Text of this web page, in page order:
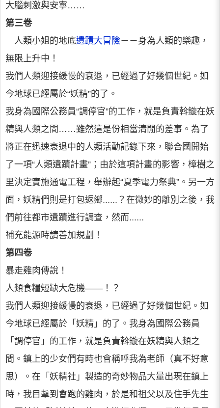
大腦刺激與安寧……
第三卷
人類小姐的地底遺蹟大冒險－－身為人類的樂趣，
無限上升中！
我們人類迎接緩慢的衰退，已經過了好幾個世紀。如
今地球已經屬於“妖精”的了。
我身為國際公務員“調停官”的工作，就是負責斡鏇在妖
精與人類之間……雖然這是份相當清閒的差事。為了
將正在迅速衰退中的人類活動記錄下來，聯合國開始
了一項“人類遺蹟計畫”；由於這項計畫的影響，樟樹之
里決定實施通電工程，舉辦起“夏季電力祭典”。另一方
面，妖精們則是打包返鄉......？在微妙的離別之後，我
們前往都市遺蹟進行調查，然而......
補充能源時請善加規劃！
第四卷
暴走雞肉傳說！
人類食糧短缺大危機——！？
我們人類迎接緩慢的衰退，已經過了好幾個世紀。如
今地球已經屬於「妖精」的了。我身為國際公務員
「調停官」的工作，就是負責斡鏇在妖精與人類之
間。鎮上的少女們有時也會稱呼我為老師（真不好意
思）。在「妖精社」製造的奇妙物品大量出現在鎮上
時，我目擊到會跑的雞肉，於是和祖父以及住手先生